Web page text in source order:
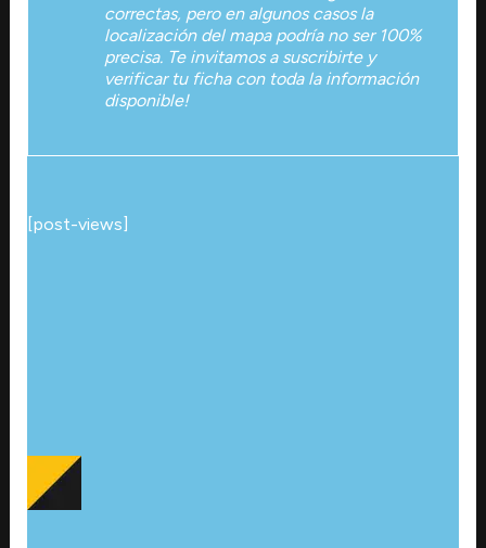
correctas, pero en algunos casos la
localización del mapa podría no ser 100%
precisa. Te invitamos a suscribirte y
verificar tu ficha con toda la información
disponible!
[post-views]